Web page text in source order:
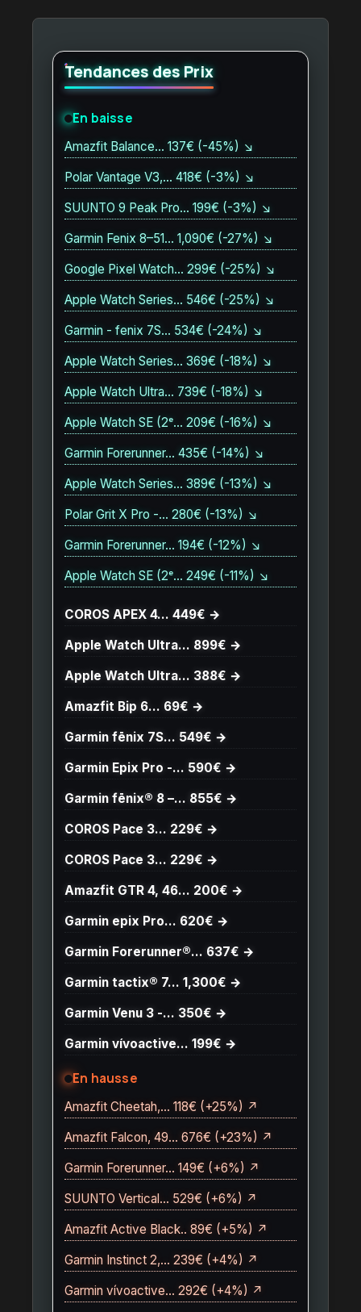
Tendances des Prix
En baisse
Amazfit Balance… 137€ (-45%) ↘
Polar Vantage V3,… 418€ (-3%) ↘
SUUNTO 9 Peak Pro… 199€ (-3%) ↘
Garmin Fenix 8–51… 1,090€ (-27%) ↘
Google Pixel Watch… 299€ (-25%) ↘
Apple Watch Series… 546€ (-25%) ↘
Garmin - fenix 7S… 534€ (-24%) ↘
Apple Watch Series… 369€ (-18%) ↘
Apple Watch Ultra… 739€ (-18%) ↘
Apple Watch SE (2ᵉ… 209€ (-16%) ↘
Garmin Forerunner… 435€ (-14%) ↘
Apple Watch Series… 389€ (-13%) ↘
Polar Grit X Pro -… 280€ (-13%) ↘
Garmin Forerunner… 194€ (-12%) ↘
Apple Watch SE (2ᵉ… 249€ (-11%) ↘
COROS APEX 4… 449€ →
Apple Watch Ultra… 899€ →
Apple Watch Ultra… 388€ →
Amazfit Bip 6… 69€ →
Garmin fēnix 7S… 549€ →
Garmin Epix Pro -… 590€ →
Garmin fēnix® 8 –… 855€ →
COROS Pace 3… 229€ →
COROS Pace 3… 229€ →
Amazfit GTR 4, 46… 200€ →
Garmin epix Pro… 620€ →
Garmin Forerunner®… 637€ →
Garmin tactix® 7… 1,300€ →
Garmin Venu 3 -… 350€ →
Garmin vívoactive… 199€ →
En hausse
Amazfit Cheetah,… 118€ (+25%) ↗
Amazfit Falcon, 49… 676€ (+23%) ↗
Garmin Forerunner… 149€ (+6%) ↗
SUUNTO Vertical… 529€ (+6%) ↗
Amazfit Active Black.. 89€ (+5%) ↗
Garmin Instinct 2,… 239€ (+4%) ↗
Garmin vívoactive… 292€ (+4%) ↗